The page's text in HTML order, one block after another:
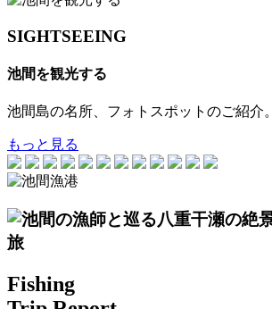
SIGHTSEEING
池間を観光する
池間島の名所、フォトスポットのご紹介。
もっと見る
Fishing